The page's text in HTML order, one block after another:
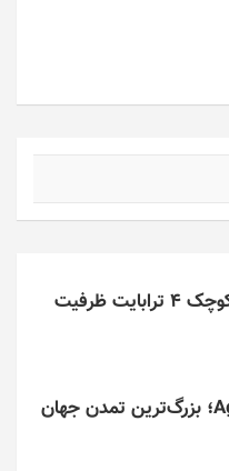
این کارت حافظه کوچک ۴ ترابایت ظرفیت
بازی/ Age of 2048؛ بزرگ‌ترین تمدن جهان